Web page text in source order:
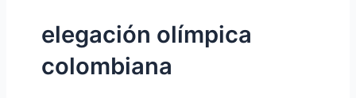
elegación olímpica
colombiana